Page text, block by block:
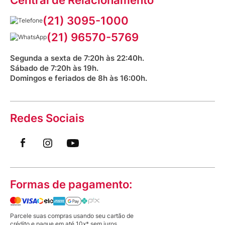
Aniversário Venancio 2025
Bioimpedância Gratuita
Fale conosco
Saúde na praça
(21) 3095-1000
(21) 96570-5769
Segunda a sexta de 7:20h às 22:40h.
Sábado de 7:20h às 19h.
Domingos e feriados de 8h às 16:00h.
Redes Sociais
Formas de pagamento:
Parcele suas compras usando seu cartão de